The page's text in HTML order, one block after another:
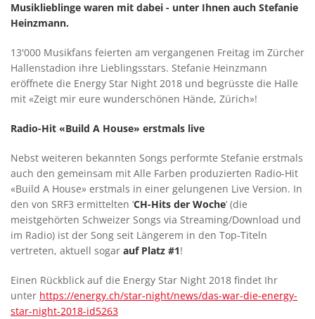
Musiklieblinge waren mit dabei - unter Ihnen auch Stefanie
Heinzmann.
13'000 Musikfans feierten am vergangenen Freitag im Zürcher
Hallenstadion ihre Lieblingsstars. Stefanie Heinzmann
eröffnete die Energy Star Night 2018 und begrüsste die Halle
mit «Zeigt mir eure wunderschönen Hände, Zürich»!
Radio-Hit «Build A House» erstmals live
Nebst weiteren bekannten Songs performte Stefanie erstmals
auch den gemeinsam mit Alle Farben produzierten Radio-Hit
«Build A House» erstmals in einer gelungenen Live Version. In
den von SRF3 ermittelten ‘CH-Hits der Woche’ (die
meistgehörten Schweizer Songs via Streaming/Download und
im Radio) ist der Song seit Längerem in den Top-Titeln
vertreten, aktuell sogar auf Platz #1!
Einen Rückblick auf die Energy Star Night 2018 findet Ihr
unter https://energy.ch/star-night/news/das-war-die-energy-
star-night-2018-id5263